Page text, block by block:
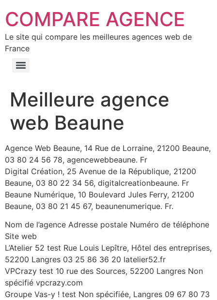
COMPARE AGENCE
Le site qui compare les meilleures agences web de
France
Meilleure agence
web Beaune
Agence Web Beaune, 14 Rue de Lorraine, 21200 Beaune,
03 80 24 56 78, agencewebbeaune. Fr
Digital Création, 25 Avenue de la République, 21200
Beaune, 03 80 22 34 56, digitalcreationbeaune. Fr
Beaune Numérique, 10 Boulevard Jules Ferry, 21200
Beaune, 03 80 21 45 67, beaunenumerique. Fr.
Nom de l’agence Adresse postale Numéro de téléphone
Site web
L’Atelier 52 test Rue Louis Lepître, Hôtel des entreprises,
52200 Langres 03 25 86 36 20 latelier52.fr
VPCrazy test 10 rue des Sources, 52200 Langres Non
spécifié vpcrazy.com
Groupe Vas-y ! test Non spécifiée, Langres 09 67 80 73